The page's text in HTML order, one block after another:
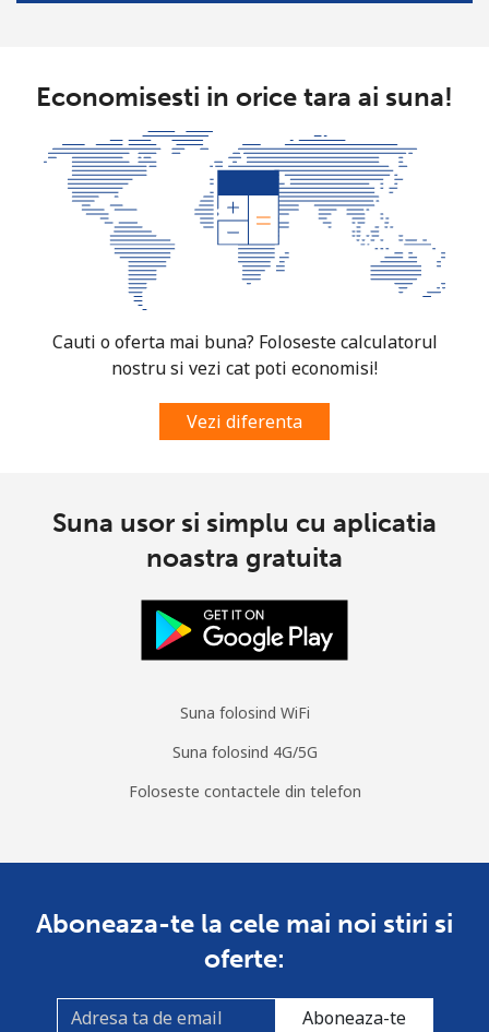
Economisesti in orice tara ai suna!
Cauti o oferta mai buna? Foloseste calculatorul
nostru si vezi cat poti economisi!
Vezi diferenta
Suna usor si simplu cu aplicatia
noastra gratuita
Suna folosind WiFi
Suna folosind 4G/5G
Foloseste contactele din telefon
Aboneaza-te la cele mai noi stiri si
oferte:
Aboneaza-te